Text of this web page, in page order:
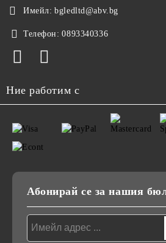
Имейл: bgledltd@abv.bg
Телефон: 0893340336
Ние работим с
Абонирай се за нашия